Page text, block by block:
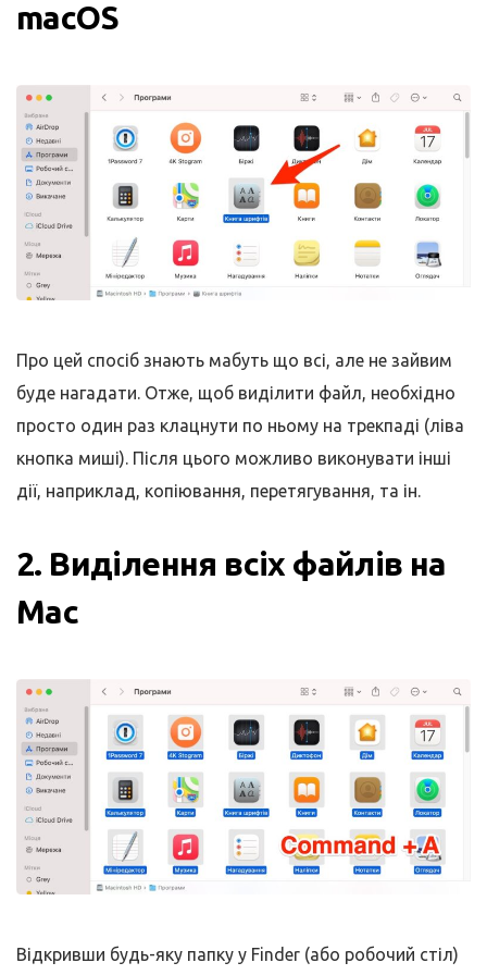
macOS
Про цей спосіб знають мабуть що всі, але не зайвим
буде нагадати. Отже, щоб виділити файл, необхідно
просто один раз клацнути по ньому на трекпаді (ліва
кнопка миші). Після цього можливо виконувати інші
дії, наприклад, копіювання, перетягування, та ін.
2. Виділення всіх файлів на
Mac
Відкривши будь-яку папку у Finder (або робочий стіл)